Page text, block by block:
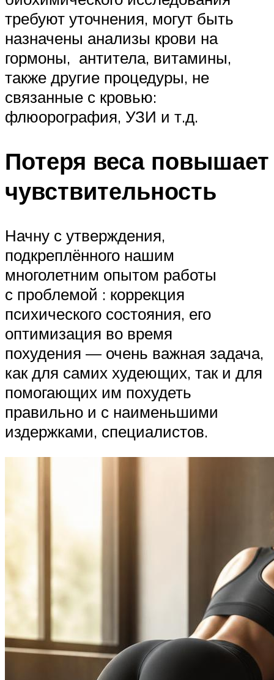
требуют уточнения, могут быть
назначены анализы крови на
гормоны, антитела, витамины,
также другие процедуры, не
связанные с кровью:
флюорография, УЗИ и т.д.
Потеря веса повышает
чувствительность
Начну с утверждения,
подкреплённого нашим
многолетним опытом работы
с проблемой : коррекция
психического состояния, его
оптимизация во время
похудения — очень важная задача,
как для самих худеющих, так и для
помогающих им похудеть
правильно и с наименьшими
издержками, специалистов.